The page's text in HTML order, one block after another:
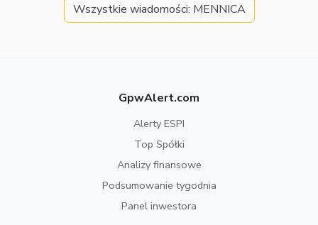
Wszystkie wiadomości: MENNICA
GpwAlert.com
Alerty ESPI
Top Spółki
Analizy finansowe
Podsumowanie tygodnia
Panel inwestora